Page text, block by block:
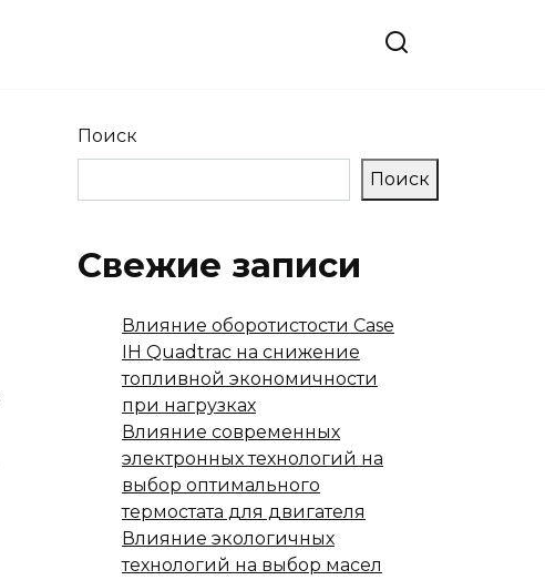
Поиск
Поиск
Свежие записи
Влияние оборотистости Case
IH Quadtrac на снижение
топливной экономичности
при нагрузках
Влияние современных
электронных технологий на
выбор оптимального
термостата для двигателя
Влияние экологичных
технологий на выбор масел